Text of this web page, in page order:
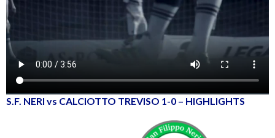
S.F. NERI vs CALCIOTTO TREVISO 1-0 – HIGHLIGHTS